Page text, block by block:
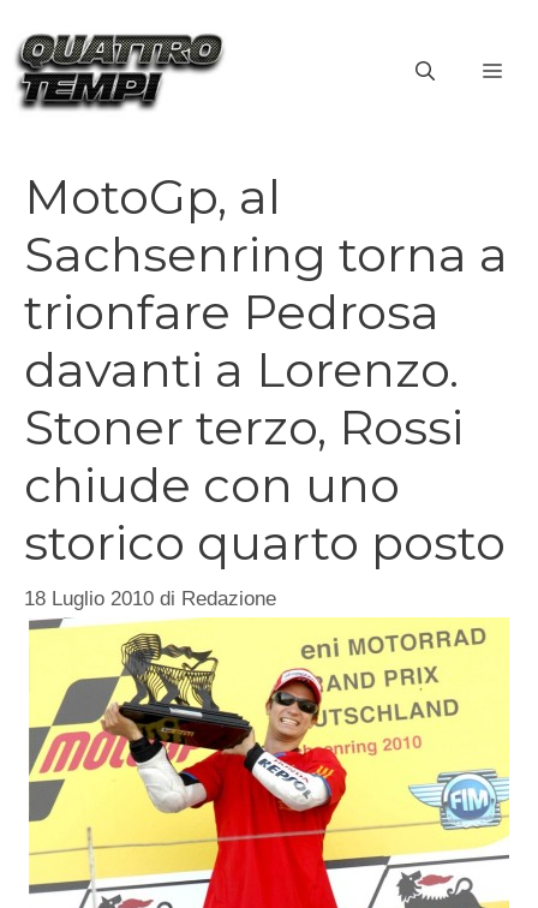
contenuto
MotoGp, al
Sachsenring torna a
trionfare Pedrosa
davanti a Lorenzo.
Stoner terzo, Rossi
chiude con uno
storico quarto posto
18 Luglio 2010 di Redazione